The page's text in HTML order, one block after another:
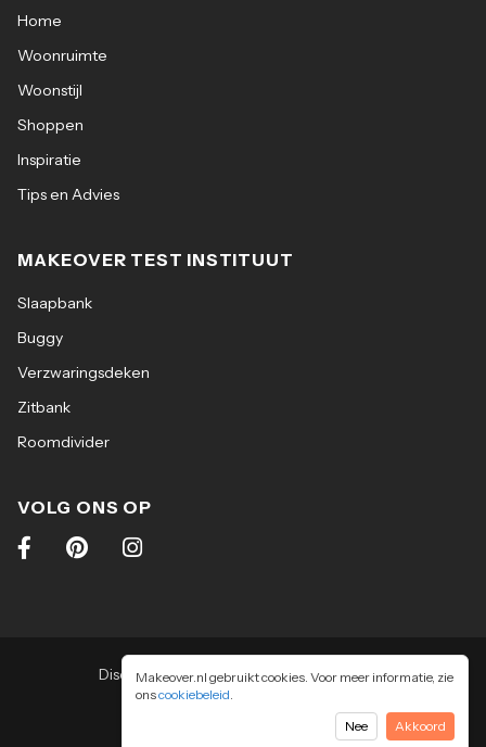
Makeover.nl gebruikt cookies. Voor meer informatie, zie
onscookiebeleid.
Nee
Akkoord
Home
Woonruimte
Woonstijl
Shoppen
Inspiratie
Tips en Advies
MAKEOVER TEST INSTITUUT
Slaapbank
Buggy
Verzwaringsdeken
Zitbank
Roomdivider
VOLG ONS OP
Disclaimer | Algemene voorwaarden |
Privacy & cookiebeleid